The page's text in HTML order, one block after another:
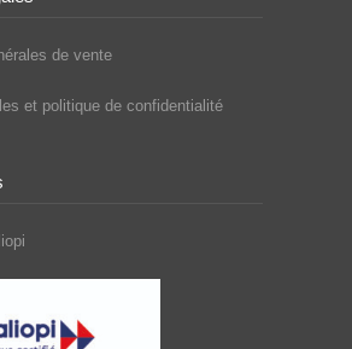
de vente
et politique de confidentialité